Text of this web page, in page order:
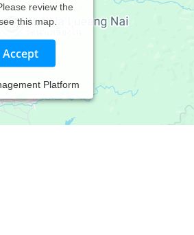
review the
this map.
Accept
Platform